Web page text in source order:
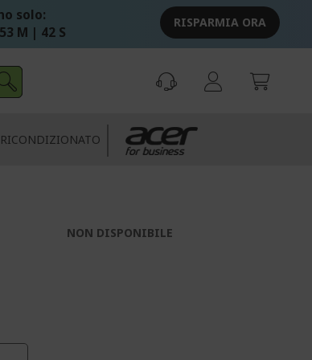
solo:
M | 41 S
RISPARMIA ORA
RICONDIZIONATO
NON DISPONIBILE